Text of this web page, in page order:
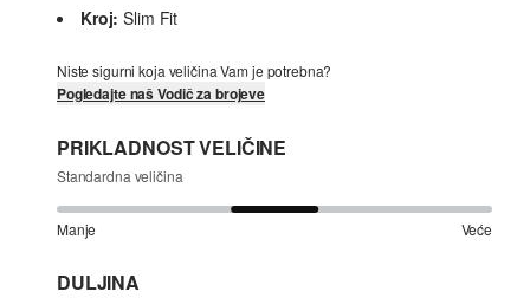
Kroj: Slim Fit
Niste sigurni koja veličina Vam je potrebna?
Pogledajte naš Vodič za brojeve
PRIKLADNOST VELIČINE
Standardna veličina
Manje Veće
DULJINA